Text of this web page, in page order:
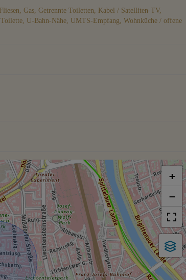
Fliesen Gas Getrennte Toiletten
Kabel / Satelliten-TV
Toilette U-Bahn-Nähe UMTS-Empfang Wohnküche / offene
+
−